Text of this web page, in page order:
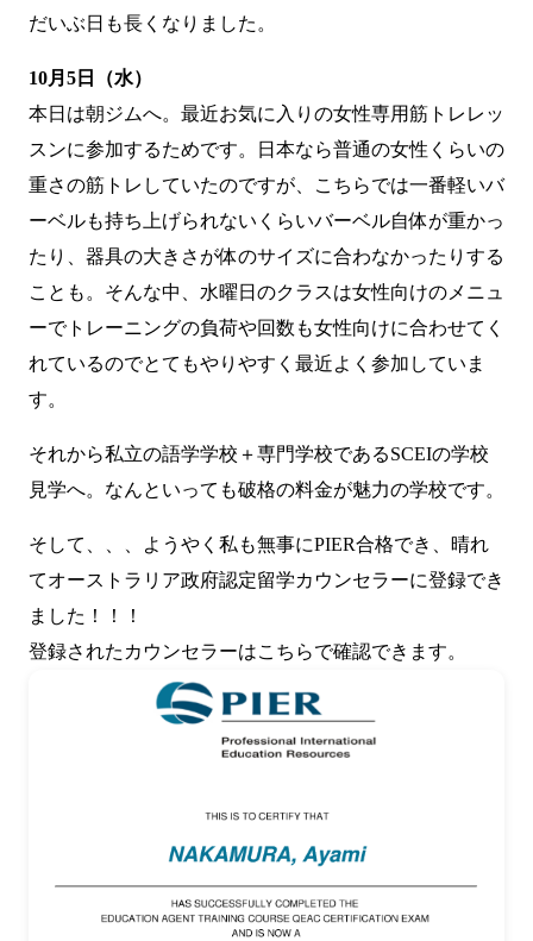
だいぶ日も長くなりました。
10月5日（水）
本日は朝ジムへ。最近お気に入りの女性専用筋トレレッ
スンに参加するためです。日本なら普通の女性くらいの
重さの筋トレしていたのですが、こちらでは一番軽いバ
ーベルも持ち上げられないくらいバーベル自体が重かっ
たり、器具の大きさが体のサイズに合わなかったりする
ことも。そんな中、水曜日のクラスは女性向けのメニュ
ーでトレーニングの負荷や回数も女性向けに合わせてく
れているのでとてもやりやすく最近よく参加していま
す。
それから私立の語学学校＋専門学校であるSCEIの学校
見学へ。なんといっても破格の料金が魅力の学校です。
そして、、、ようやく私も無事にPIER合格でき、晴れ
てオーストラリア政府認定留学カウンセラーに登録でき
ました！！！
登録されたカウンセラーはこちらで確認できます。